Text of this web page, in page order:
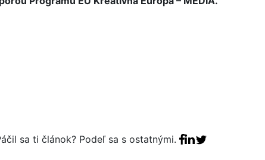
Facebook share
Linkedin share
Tweet